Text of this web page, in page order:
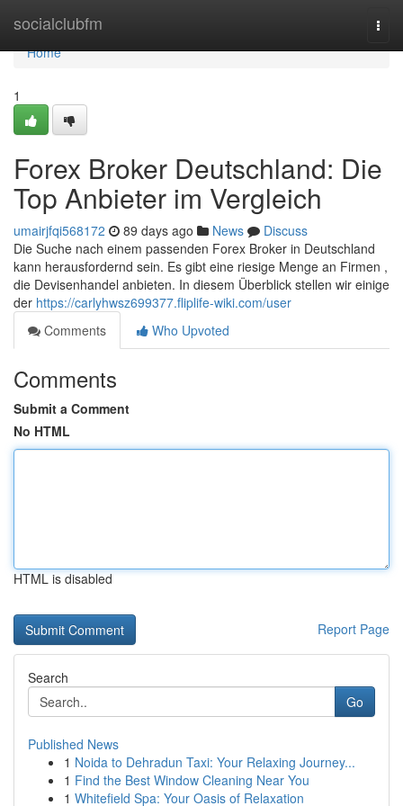
socialclubfm
Home
Home
1
Forex Broker Deutschland: Die
Top Anbieter im Vergleich
umairjfqi568172 89 days ago News
Discuss
Die Suche nach einem passenden Forex Broker in Deutschland
kann herausfordernd sein. Es gibt eine riesige Menge an Firmen ,
die Devisenhandel anbieten. In diesem Überblick stellen wir einige
der https://carlyhwsz699377.fliplife-wiki.com/user
Comments
Who Upvoted
Comments
Submit a Comment
No HTML
HTML is disabled
Report Page
Search
Go
Published News
1 Noida to Dehradun Taxi: Your Relaxing Journey...
1 Find the Best Window Cleaning Near You
1 Whitefield Spa: Your Oasis of Relaxation